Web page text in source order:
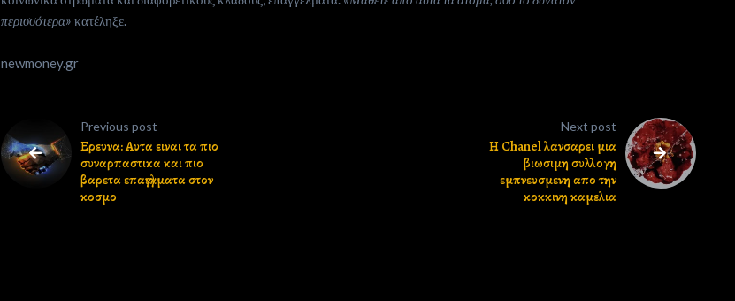
περισσότερα» κατέληξε.
newmoney.gr
Previous post
Ερευνα: Αυτα ειναι τα πιο
συναρπαστικα και πιο
βαρετα επαγγελματα στον
κοσμο
Next post
Η Chanel λανσαρει μια
βιωσιμη συλλογη
εμπνευσμενη απο την
κοκκινη καμελια